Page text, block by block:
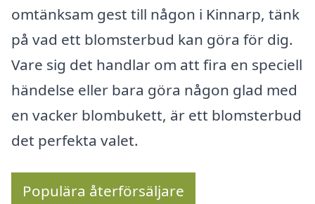
omtänksam gest till någon i Kinnarp, tänk
på vad ett blomsterbud kan göra för dig.
Vare sig det handlar om att fira en speciell
händelse eller bara göra någon glad med
en vacker blombukett, är ett blomsterbud
det perfekta valet.
Populära återförsäljare